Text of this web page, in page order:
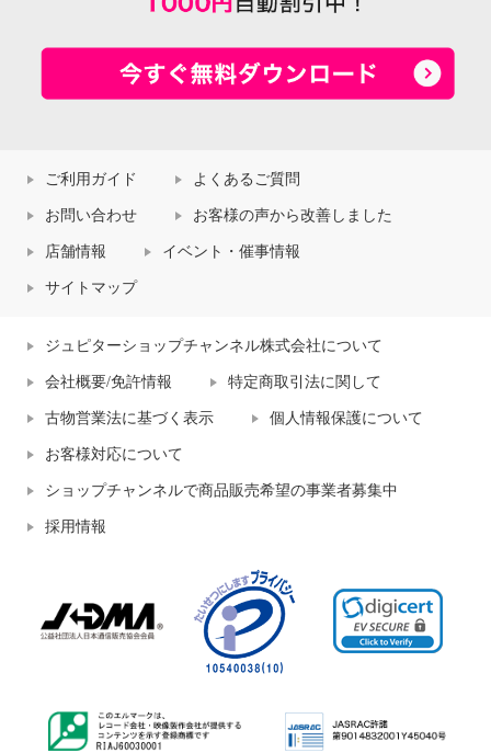
ご利用ガイド よくあるご質問
お問い合わせ お客様の声から改善しました
店舗情報 イベント・催事情報
サイトマップ
ジュピターショップチャンネル株式会社について
会社概要/免許情報 特定商取引法に関して
古物営業法に基づく表示 個人情報保護について
お客様対応について
ショップチャンネルで商品販売希望の事業者募集中
採用情報